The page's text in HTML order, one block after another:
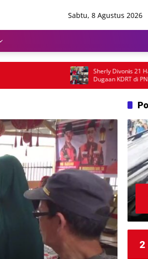
Sabtu, 8 Agustus 2026
Sherly Divonis 21 Hari
Dugaan KDRT di PN
Emosional dan Rencana
2